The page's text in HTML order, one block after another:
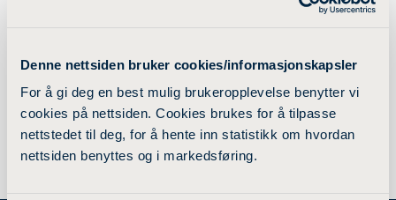
Denne nettsiden bruker cookies/informasjonskapsler
For å gi deg en best mulig brukeropplevelse benytter vi
cookies på nettsiden. Cookies brukes for å tilpasse
nettstedet til deg, for å hente inn statistikk om hvordan
nettsiden benyttes og i markedsføring.
Det serveres pizza, så husk å stemme etter pizza i poll
på Facebook!